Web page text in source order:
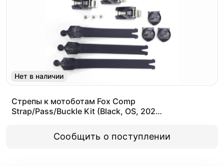
Нет в наличии
Стрепы к мотоботам Fox Comp
Strap/Pass/Buckle Kit (Black, OS, 2020
Сообщить о поступлении